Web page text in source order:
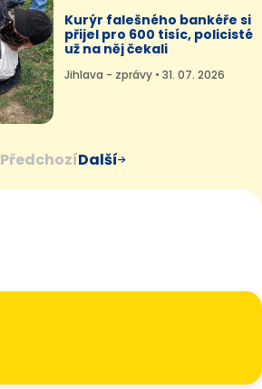
Kurýr falešného bankéře si
přijel pro 600 tisíc, policisté
už na něj čekali
Jihlava - zprávy • 31. 07. 2026
PředchozíDalší